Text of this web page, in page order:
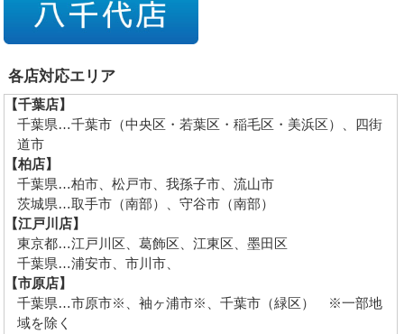
各店対応エリア
【千葉店】
千葉県…千葉市（中央区・若葉区・稲毛区・美浜区）、四街
道市
【柏店】
千葉県…柏市、松戸市、我孫子市、流山市
茨城県…取手市（南部）、守谷市（南部）
【江戸川店】
東京都…江戸川区、葛飾区、江東区、墨田区
千葉県…浦安市、市川市、
【市原店】
千葉県…市原市※、袖ヶ浦市※、千葉市（緑区） ※一部地
域を除く